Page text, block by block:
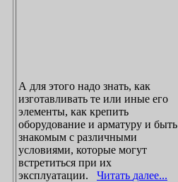
А для этого надо знать, как
изготавливать те или иные его
элементы, как крепить
оборудование и арматуру и быть
знакомым с различными
условиями, которые могут
встретиться при их
эксплуатации.
Читать далее...